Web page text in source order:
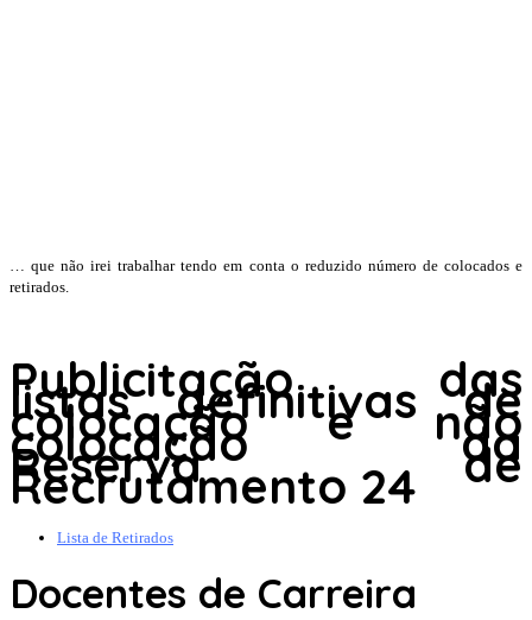
… que não irei trabalhar tendo em conta o reduzido número de colocados e
retirados.
Publicitação das
listas definitivas de
colocação e não
colocação da
Reserva de
Recrutamento 24
Lista de Retirados
Docentes de Carreira